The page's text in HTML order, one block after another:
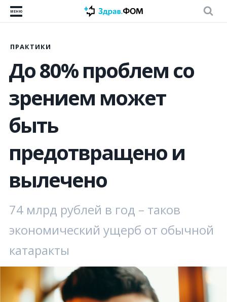
МЕНЮ
ПРАКТИКИ
До 80% проблем со
зрением может
быть
предотвращено и
вылечено
74 млрд рублей в год – таков
экономический ущерб от обычной
катаракты